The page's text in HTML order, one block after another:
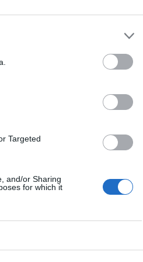
Targeted
and/or Sharing
for which it
takket nei til en ny nominasjon.
Stortinget i to perioder. Jeg har
på vegne av de som har